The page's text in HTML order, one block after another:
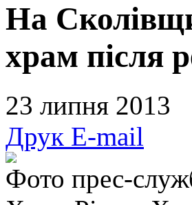
На
храм після
23 липня 2013
Друк E-mail
Фото прес-